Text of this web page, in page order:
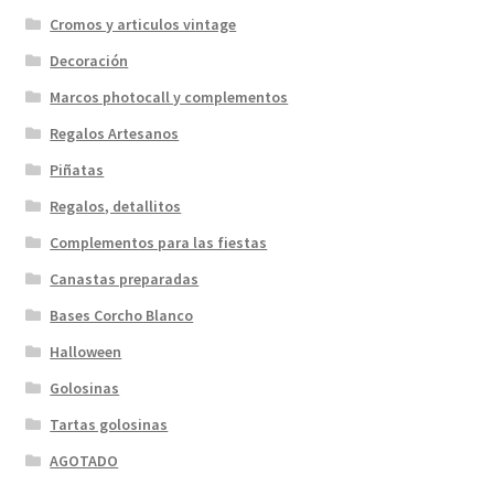
Cromos y articulos vintage
Decoración
Marcos photocall y complementos
Regalos Artesanos
Piñatas
Regalos, detallitos
Complementos para las fiestas
Canastas preparadas
Bases Corcho Blanco
Halloween
Golosinas
Tartas golosinas
AGOTADO